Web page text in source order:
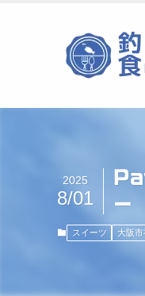
ー
2025
8/01
スイーツ 大阪市